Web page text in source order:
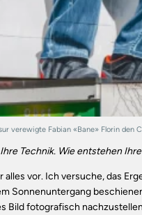
verewigte Fabian «Bane» Florin den
Technik. Wie entstehen
alles vor. Ich versuche, das
Sonnenuntergang
Bild fotografisch